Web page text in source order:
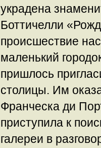
украдена
Боттичелли
происшествие
маленький
пришлось
столицы. Им
Франческа ди
приступила к
галереи в